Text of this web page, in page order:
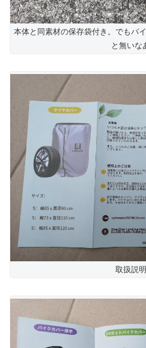
本体と同素材の保存袋付き。でもバ
と無いな
取扱説